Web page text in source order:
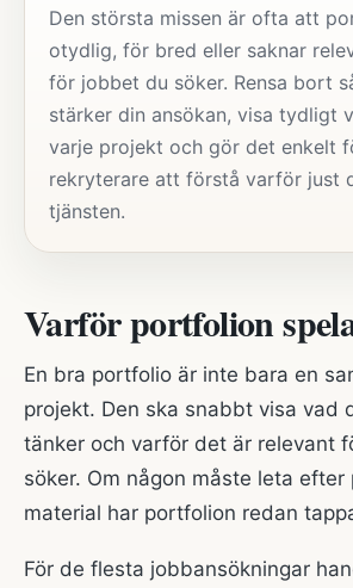
Den största missen är ofta att
otydlig, för bred eller saknar
för jobbet du söker. Rensa bort
stärker din ansökan, visa tydligt
varje projekt och gör det enkelt
rekryterare att förstå varför just
tjänsten.
Varför portfolion
En bra portfolio är inte bara en
projekt. Den ska snabbt visa vad
tänker och varför det är relevant
söker. Om någon måste leta
material har portfolion redan
För de flesta jobbansökningar